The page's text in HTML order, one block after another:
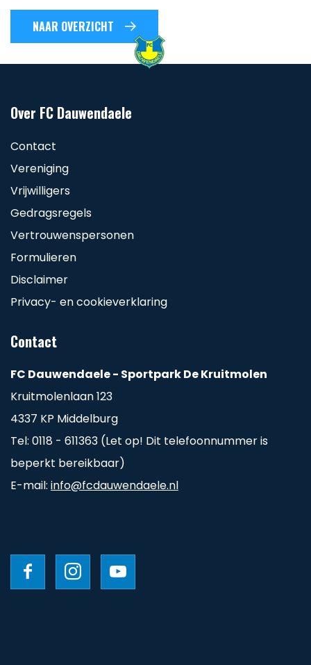
NAAR OVERZICHT
Over FC Dauwendaele
Contact
Vereniging
Vrijwilligers
Gedragsregels
Vertrouwenspersonen
Formulieren
Disclaimer
Privacy- en cookieverklaring
Contact
FC Dauwendaele - Sportpark De Kruitmolen
Kruitmolenlaan 123
4337 KP Middelburg
Tel: 0118 - 611363 (Let op! Dit telefoonnummer is
beperkt bereikbaar)
E-mail: info@fcdauwendaele.nl